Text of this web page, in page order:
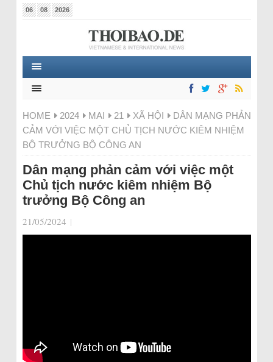
06 08 2026
HOME 2024 MAI 21 XÃ HỘI
DÂN MẠNG PHẢN
CẢM VỚI VIỆC MỘT CHỦ TỊCH NƯỚC KIÊM NHIỆM
BỘ TRƯỞNG BỘ CÔNG AN
Dân mạng phản cảm với việc một
Chủ tịch nước kiêm nhiệm Bộ
trưởng Bộ Công an
21/05/2024 |